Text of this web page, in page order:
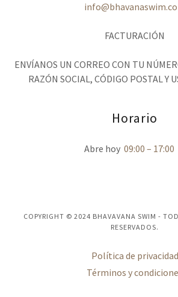
FACTURACIÓN
ENVÍANOS UN CORREO CON TU
RAZÓN SOCIAL, CÓDIGO POSTAL Y
Horario
Abre hoy 09:00 – 17:00
COPYRIGHT © 2024 BHAVAVANA SWIM -
RESERVADOS.
Política de privacidad
Términos y